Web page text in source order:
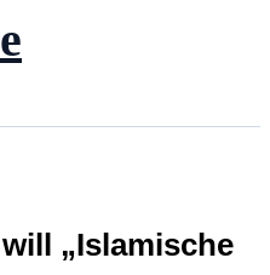
„Islamische